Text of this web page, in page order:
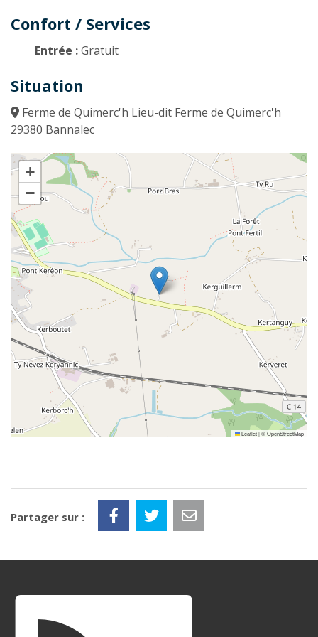
Confort / Services
Entrée :Gratuit
Situation
Ferme de Quimerc'h Lieu-dit Ferme de Quimerc'h
29380 Bannalec
+
−
Leaflet|©OpenStreetMap
Partager sur :